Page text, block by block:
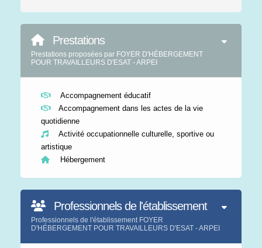
Prestations
Prestations proposées par FOYER D'HÉBERGEMENT
POUR TRAVAILLEURS D'ESAT - ARPEI
Accompagnement éducatif
Accompagnement dans les actes de la vie
quotidienne
Activité occupationnelle culturelle, sportive ou
artistique
Hébergement
Professionnels de l'établissement
Professionnels de l'établissement FOYER
D'HÉBERGEMENT POUR TRAVAILLEURS D'ESAT - ARPEI